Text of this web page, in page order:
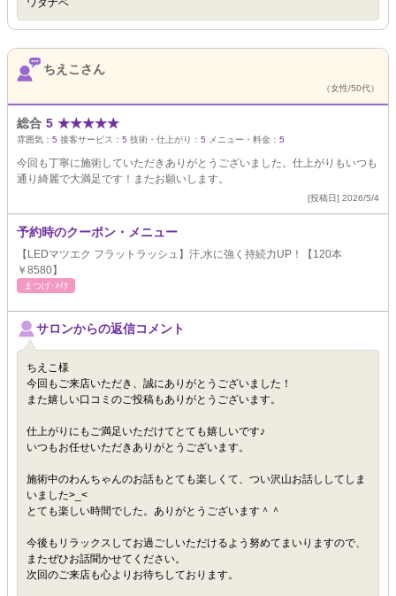
ワタナベ
ちえこさん
（女性/50代）
総合 5 ★★★★★
雰囲気： 5 接客サービス： 5 技術・仕上がり： 5 メニュー・料金： 5
今回も丁寧に施術していただきありがとうございました。仕上がりもいつも
通り綺麗で大満足です！またお願いします。
[投稿日] 2026/5/4
予約時のクーポン・メニュー
【LEDマツエク フラットラッシュ】汗,水に強く持続力UP！【120本
￥8580】
まつげ･ﾒｲｸ
サロンからの返信コメント
ちえこ様
今回もご来店いただき、誠にありがとうございました！
また嬉しい口コミのご投稿もありがとうございます。
仕上がりにもご満足いただけてとても嬉しいです♪
いつもお任せいただきありがとうございます。
施術中のわんちゃんのお話もとても楽しくて、つい沢山お話ししてしま
いました>_<
とても楽しい時間でした。ありがとうございます＾＾
今後もリラックスしてお過ごしいただけるよう努めてまいりますので、
またぜひお話聞かせてください。
次回のご来店も心よりお待ちしております。